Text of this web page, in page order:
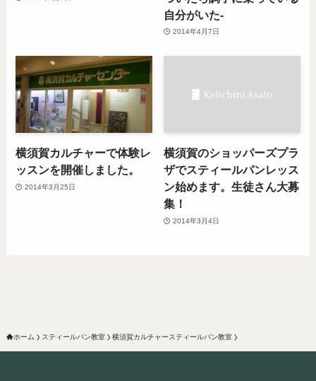
自分がいた-
2014年4月7日
横須賀カルチャーで体験レ
ッスンを開催しました。
2014年3月25日
横須賀のショッパーズプラ
ザでスティールパンレッス
ン始めます。生徒さん大募
集！
2014年3月4日
ホーム スティールパン教室 横須賀カルチャースティールパン教室